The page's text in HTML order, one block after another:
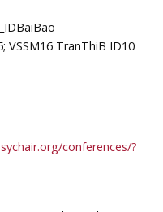
VSSM16 TranThiB ID10
conferences/?